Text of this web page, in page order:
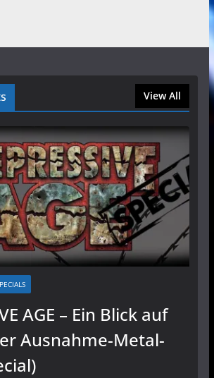
View All
AGE – Ein Blick auf
Ausnahme-Metal-